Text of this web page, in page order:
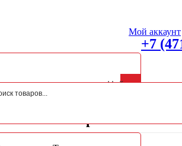
д. Анахина, ул. Зеленая, д. 5а
Мой аккаунт
Найти
+7
Звонить с
черные
Люкс черные